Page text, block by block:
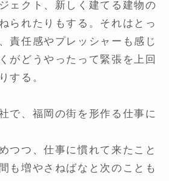
ェクト、新しく建てる建物の
られたりもする。それはとっ
責任感やプレッシャーも感じ
がどうやったって緊張を上回
する。
で、福岡の街を形作る仕事に
つつ、仕事に慣れて来たこと
も増やさねばなと次のことも